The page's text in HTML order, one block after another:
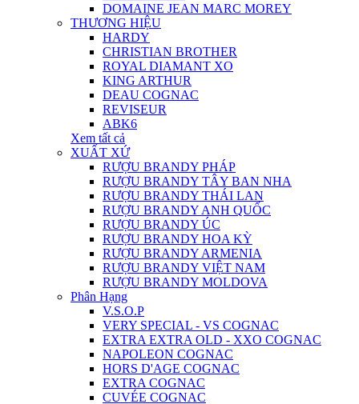
DOMAINE JEAN MARC MOREY
THƯƠNG HIỆU
HARDY
CHRISTIAN BROTHER
ROYAL DIAMANT XO
KING ARTHUR
DEAU COGNAC
REVISEUR
ABK6
Xem tất cả
XUẤT XỨ
RƯỢU BRANDY PHÁP
RƯỢU BRANDY TÂY BAN NHA
RƯỢU BRANDY THÁI LAN
RƯỢU BRANDY ANH QUỐC
RƯỢU BRANDY ÚC
RƯỢU BRANDY HOA KỲ
RƯỢU BRANDY ARMENIA
RƯỢU BRANDY VIỆT NAM
RƯỢU BRANDY MOLDOVA
Phân Hạng
V.S.O.P
VERY SPECIAL - VS COGNAC
EXTRA EXTRA OLD - XXO COGNAC
NAPOLEON COGNAC
HORS D'AGE COGNAC
EXTRA COGNAC
CUVÉE COGNAC